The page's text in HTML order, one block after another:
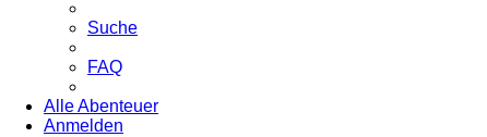
Suche
FAQ
Alle Abenteuer
Anmelden